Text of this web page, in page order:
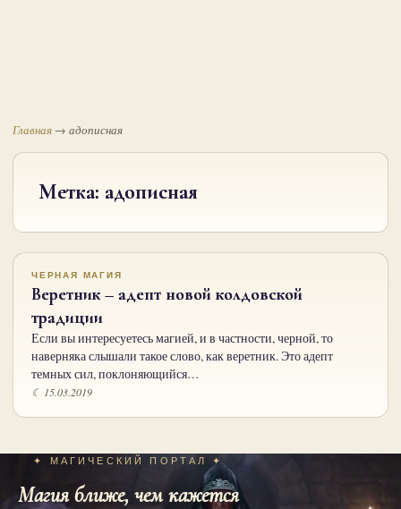
Главная → адописная
Метка: адописная
ЧЕРНАЯ МАГИЯ
Веретник – адепт новой колдовской
традиции
Если вы интересуетесь магией, и в частности, черной, то
наверняка слышали такое слово, как веретник. Это адепт
темных сил, поклоняющийся…
☾ 15.03.2019
✦ МАГИЧЕСКИЙ ПОРТАЛ ✦
Магия ближе, чем кажется